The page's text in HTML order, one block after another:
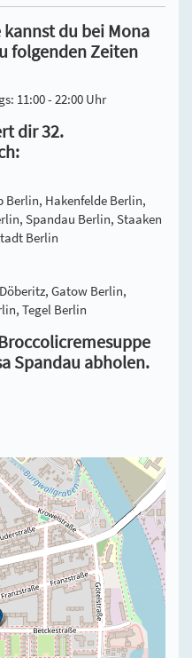
du bei Mona
folgenden Zeiten
11:00 - 22:00 Uhr
dir 32.
Hakenfelde Berlin,
Spandau Berlin, Staaken
Berlin
Gatow Berlin,
Tegel Berlin
Spandau abholen.